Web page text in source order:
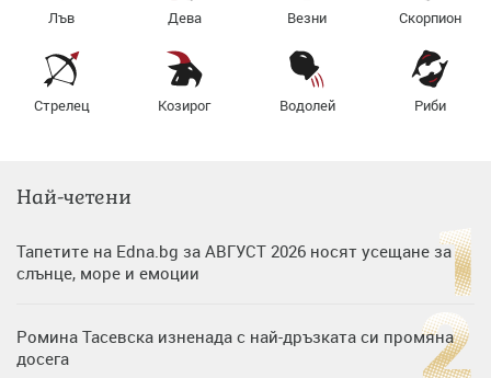
Лъв Дева Везни Скорпион
Стрелец Козирог Водолей Риби
Най-четени
Тапетите на Edna.bg за АВГУСТ 2026 носят усещане за
слънце, море и емоции
Ромина Тасевска изненада с най-дръзката си промяна
досега